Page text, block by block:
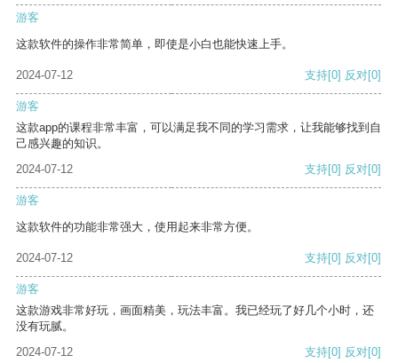
游客
这款软件的操作非常简单，即使是小白也能快速上手。
2024-07-12 支持[0] 反对[0]
游客
这款app的课程非常丰富，可以满足我不同的学习需求，让我能够找到自
己感兴趣的知识。
2024-07-12
支持[0] 反对[0]
游客
这款软件的功能非常强大，使用起来非常方便。
2024-07-12 支持[0] 反对[0]
游客
这款游戏非常好玩，画面精美，玩法丰富。我已经玩了好几个小时，还
没有玩腻。
2024-07-12
支持[0] 反对[0]